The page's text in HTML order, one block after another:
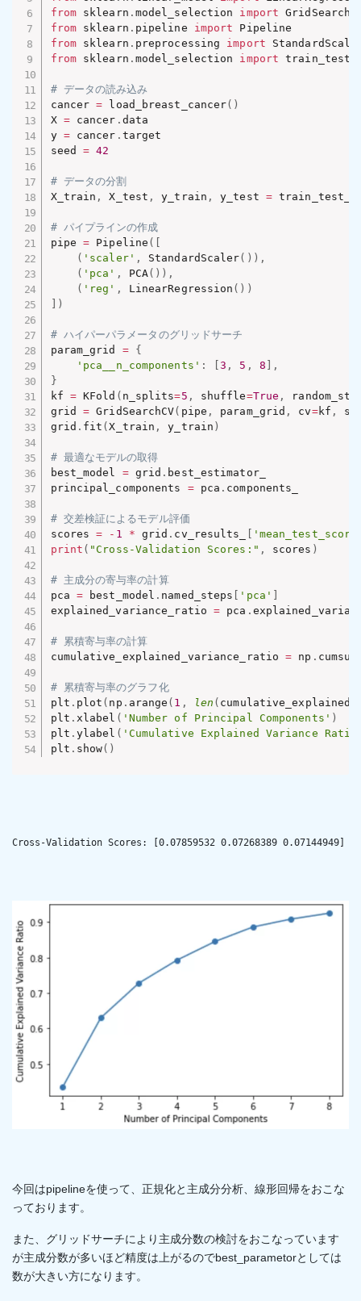
from sklearn . model_selection import
from sklearn . pipeline import
from sklearn . preprocessing import
from sklearn . model_selection import
# データの読み込み
cancer = load_breast_cancer( )
X = cancer . data
y = cancer . target
seed = 42
# データの分割
X_train , X_test , y_train , y_test =
# パイプラインの作成
pipe = Pipeline (
( 'scaler' , StandardScaler( ) ) ,
( 'pca' , PCA( ) ) ,
( 'reg' , LinearRegression ( ) )
)
# ハイパーパラメータのグリッドサーチ
param_grid =
{
'pca__n_components' : [3 , 5 , 8
,
}
kf = KFold ( n_splits=5 , shuffle=True ,
grid = GridSearchCV( pipe , param_grid , cv=kf ,
grid . fit (X_train , y_train )
# 最適なモデルの取得
best_model = grid . best_estimator_
principal_components = pca . components_
# 交差検証によるモデル評価
scores = - 1 * grid . cv_results_
print ( "Cross-Validation Scores:" , scores )
# 主成分の寄与率の計算
pca = best_model . named_steps 'pca'
explained_variance_ratio = pca .
# 累積寄与率の計算
cumulative_explained_variance_ratio = np . cumsum
# 累積寄与率のグラフ化
plt . plot ( np . arange ( 1 , len (
plt . xlabel ( 'Number of Principal Components' )
plt . ylabel ( 'Cumulative Explained Variance
plt . show( )
Cross-Validation Scores: [0.07859532 0.07268389 0.07144949]
今回はpipelineを使って、正規化と主成分分析、線形回帰をおこな
っております。
また、グリッドサーチにより主成分数の検討をおこなっています
が主成分数が多いほど精度は上がるのでbest_parametorとしては
数が大きい方になります。